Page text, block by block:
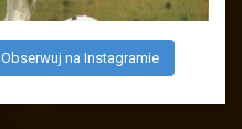
Obserwuj na Instagramie